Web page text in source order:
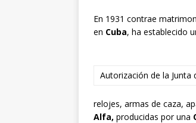
En 1931 contrae
en Cuba, ha establecido
Autorización de la
relojes, armas de caza,
Alfa, producidas por una